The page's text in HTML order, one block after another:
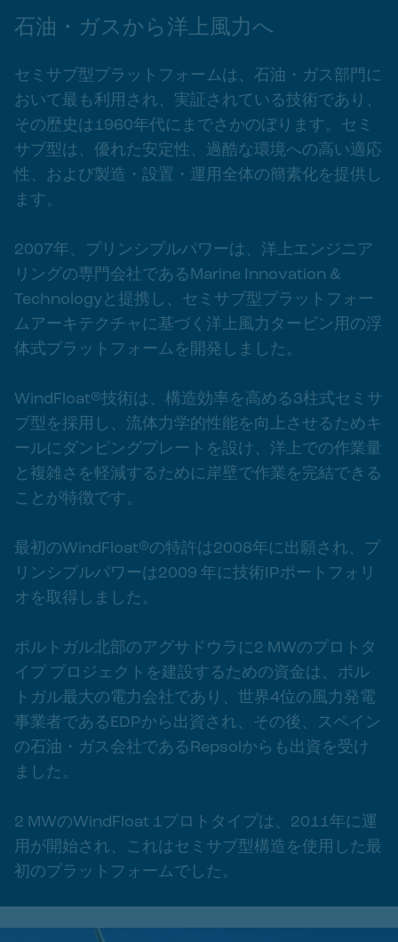
石油・ガスから洋上風力へ
セミサブ型プラットフォームは、石油・ガス部門に
おいて最も利用され、実証されている技術であり、
その歴史は1960年代にまでさかのぼります。セミ
サブ型は、優れた安定性、過酷な環境への高い適応
性、および製造・設置・運用全体の簡素化を提供し
ます。
2007年、プリンシプルパワーは、洋上エンジニア
リングの専門会社であるMarine Innovation &
Technologyと提携し、セミサブ型プラットフォー
ムアーキテクチャに基づく洋上風力タービン用の浮
体式プラットフォームを開発しました。
WindFloat®技術は、構造効率を高める3柱式セミサ
ブ型を採用し、流体力学的性能を向上させるためキ
ールにダンピングプレートを設け、洋上での作業量
と複雑さを軽減するために岸壁で作業を完結できる
ことが特徴です。
最初のWindFloat®の特許は2008年に出願され、プ
リンシプルパワーは2009 年に技術IPポートフォリ
オを取得しました。
ポルトガル北部のアグサドウラに2 MWのプロトタ
イプ プロジェクトを建設するための資金は、ポル
トガル最大の電力会社であり、世界4位の風力発電
事業者であるEDPから出資され、その後、スペイン
の石油・ガス会社であるRepsolからも出資を受け
ました。
2 MWのWindFloat 1プロトタイプは、2011年に運
用が開始され、これはセミサブ型構造を使用した最
初のプラットフォームでした。